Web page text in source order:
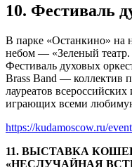
10. Фестиваль
В парке «Останкино» на
небом — «Зеленый
Фестиваль духовых
Brass Band — коллектив
лауреатов
играющих всеми
https://kudamoscow.ru/
11. ВЫСТАВКА
«НЕСЛУЧАЙНАЯ